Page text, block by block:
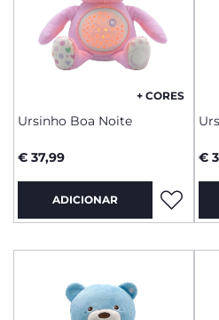
+ CORES
Ursinho Boa Noite
€ 37,99
ADICIONAR
€